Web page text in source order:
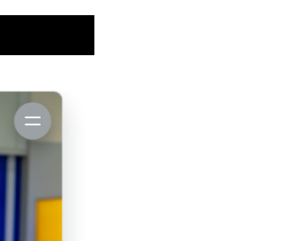
Mitarbeiterinfos anzeigen